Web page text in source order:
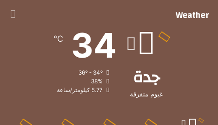
Weather
جدة
غيوم متفرقة
34
℃
38%
5.77 كيلومتر/ساعة